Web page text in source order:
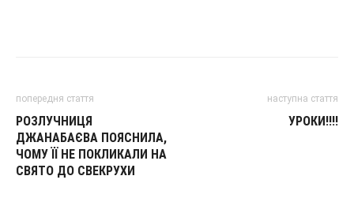
попередня стаття
РОЗЛУЧНИЦЯ
ДЖАНАБАЄВА ПОЯСНИЛА,
ЧОМУ ЇЇ НЕ ПОКЛИКАЛИ НА
СВЯТО ДО СВЕКРУХИ
наступна стаття
УРОКИ!!!!